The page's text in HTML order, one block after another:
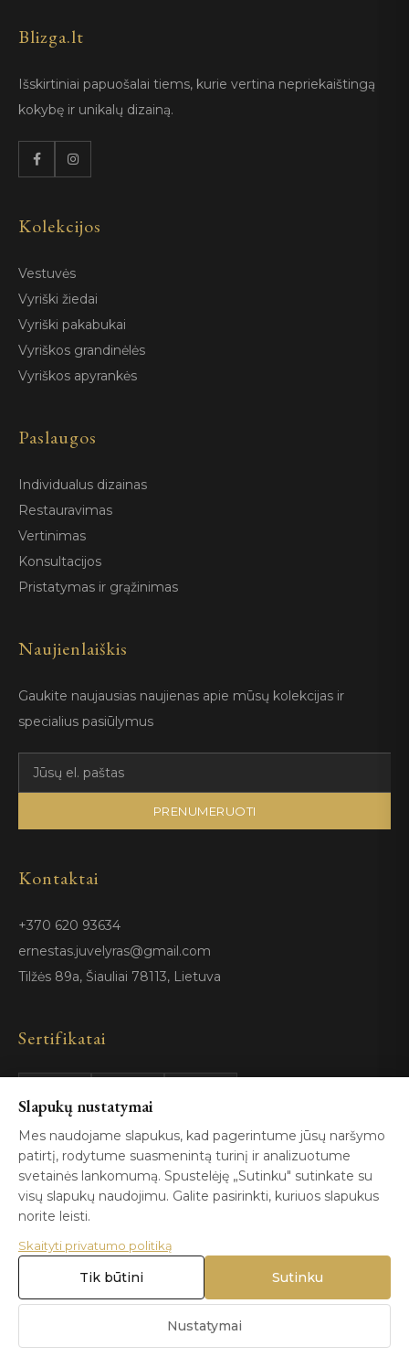
Blizga.lt
Išskirtiniai papuošalai tiems, kurie vertina nepriekaištingą
kokybę ir unikalų dizainą.
Kolekcijos
Vestuvės
Vyriški žiedai
Vyriški pakabukai
Vyriškos grandinėlės
Vyriškos apyrankės
Paslaugos
Individualus dizainas
Restauravimas
Vertinimas
Konsultacijos
Pristatymas ir grąžinimas
Naujienlaiškis
Gaukite naujausias naujienas apie mūsų kolekcijas ir
specialius pasiūlymus
PRENUMERUOTI
Kontaktai
+370 620 93634
ernestas.juvelyras@gmail.com
Tilžės 89a, Šiauliai 78113, Lietuva
Sertifikatai
GIA
Certified
ISO 9001
© 2026 Blizga.lt. Visos teisės saugomos. |
Slapukų nustatymai
Mes naudojame slapukus, kad pagerintume jūsų naršymo
patirtį, rodytume suasmenintą turinį ir analizuotume
svetainės lankomumą. Spustelėję „Sutinku" sutinkate su
visų slapukų naudojimu. Galite pasirinkti, kuriuos slapukus
norite leisti.
Skaityti privatumo politiką
Nustatymai
Tik būtini Sutinku